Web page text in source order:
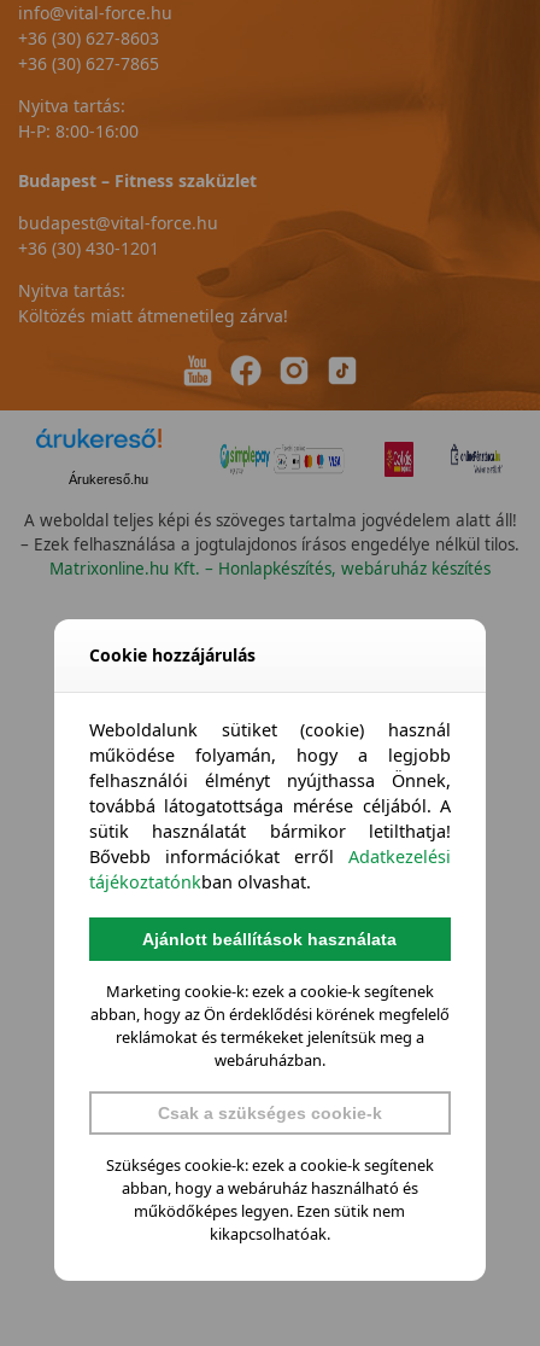
info@vital-force.hu
+36 (30) 627-8603
+36 (30) 627-7865
Nyitva tartás:
H-P: 8:00-16:00
Budapest – Fitness szaküzlet
budapest@vital-force.hu
+36 (30) 430-1201
Nyitva tartás:
Költözés miatt átmenetileg zárva!
Árukereső.hu
A weboldal teljes képi és szöveges tartalma jogvédelem alatt áll!
– Ezek felhasználása a jogtulajdonos írásos engedélye nélkül tilos.
Matrixonline.hu Kft. – Honlapkészítés, webáruház készítés
Cookie hozzájárulás
Weboldalunk sütiket (cookie) használ
működése folyamán, hogy a legjobb
felhasználói élményt nyújthassa Önnek,
továbbá látogatottsága mérése céljából. A
sütik használatát bármikor letilthatja!
Bővebb információkat errőlAdatkezelési
tájékoztatónkban olvashat.
Ajánlott beállítások használata
Marketing cookie-k: ezek a cookie-k segítenek
abban, hogy az Ön érdeklődési körének megfelelő
reklámokat és termékeket jelenítsük meg a
webáruházban.
Csak a szükséges cookie-k
Szükséges cookie-k: ezek a cookie-k segítenek
abban, hogy a webáruház használható és
működőképes legyen. Ezen sütik nem
kikapcsolhatóak.